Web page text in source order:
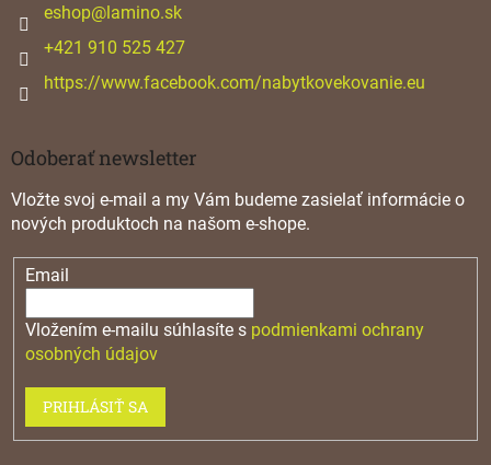
eshop@lamino.sk
+421 910 525 427
https://www.facebook.com/nabytkovekovanie.eu
Odoberať newsletter
Vložte svoj e-mail a my Vám budeme zasielať informácie o
nových produktoch na našom e-shope.
Email
Vložením e-mailu súhlasíte s podmienkami ochrany
osobných údajov
PRIHLÁSIŤ SA